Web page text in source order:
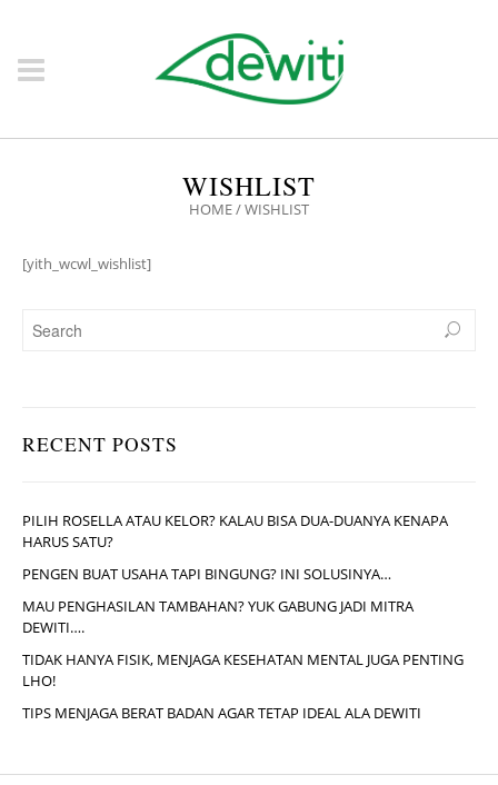
WISHLIST
HOME/WISHLIST
RECENT POSTS
PILIH ROSELLA ATAU KELOR? KALAU BISA DUA-DUANYA KENAPA
HARUS SATU?
PENGEN BUAT USAHA TAPI BINGUNG? INI SOLUSINYA…
MAU PENGHASILAN TAMBAHAN? YUK GABUNG JADI MITRA
DEWITI….
TIDAK HANYA FISIK, MENJAGA KESEHATAN MENTAL JUGA PENTING
LHO!
TIPS MENJAGA BERAT BADAN AGAR TETAP IDEAL ALA DEWITI
[yith_wcwl_wishlist]